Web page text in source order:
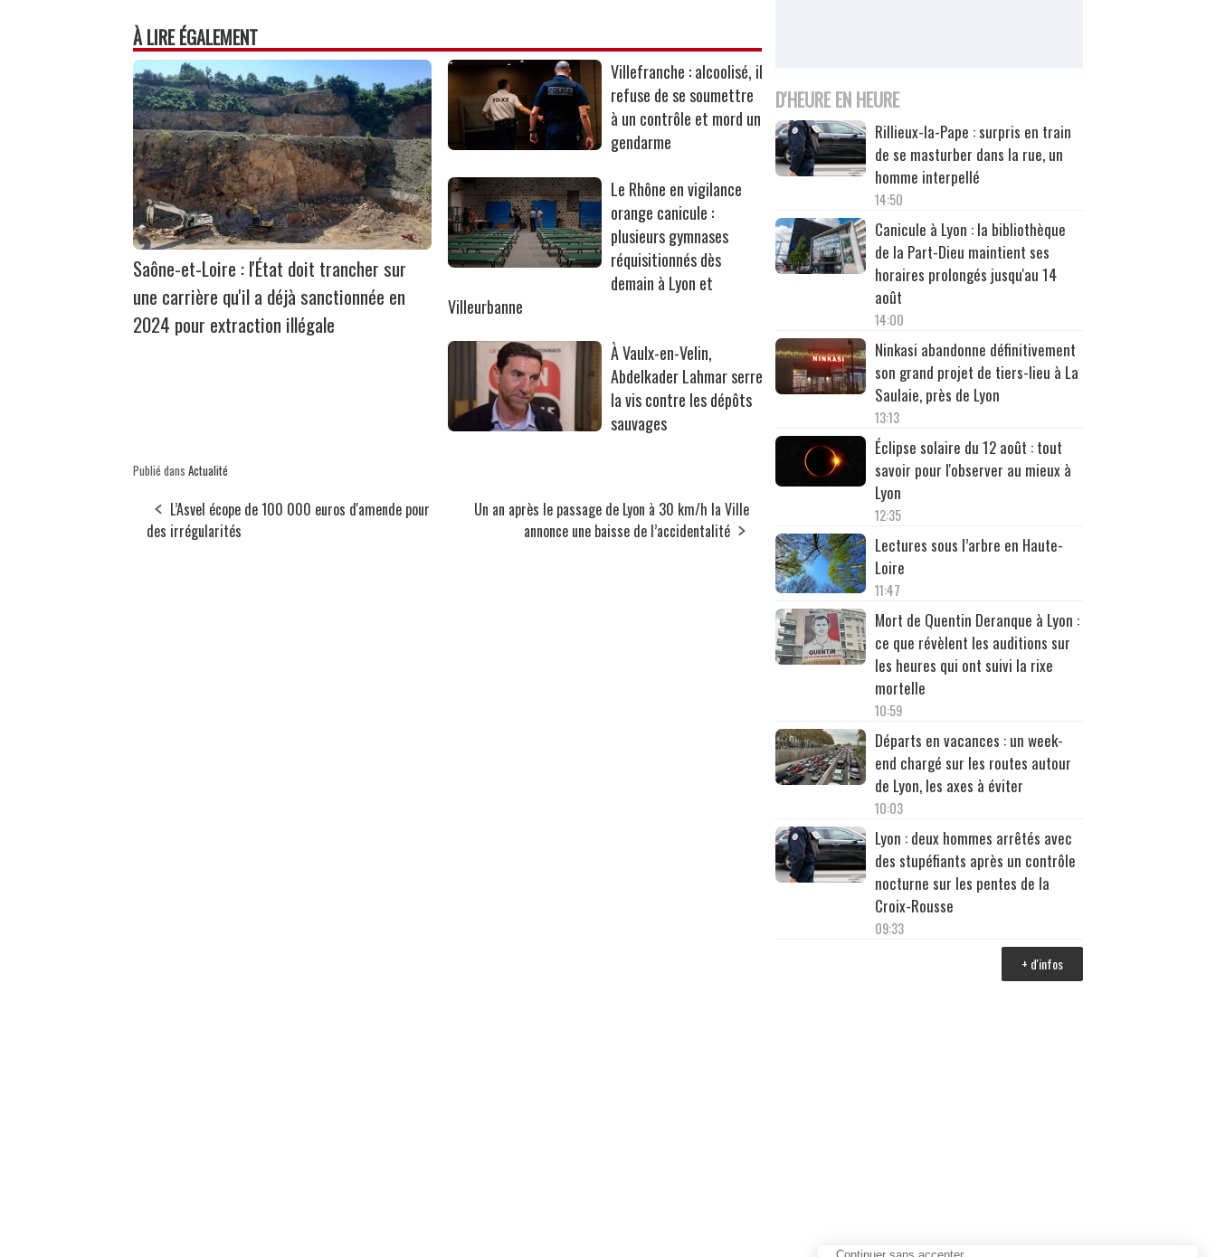
À LIRE ÉGALEMENT
Saône-et-Loire : l'État doit trancher sur
une carrière qu'il a déjà sanctionnée en
2024 pour extraction illégale
Villefranche : alcoolisé, il
refuse de se soumettre
à un contrôle et mord un
gendarme
Le Rhône en vigilance
orange canicule :
plusieurs gymnases
réquisitionnés dès
demain à Lyon et
Villeurbanne
À Vaulx-en-Velin,
Abdelkader Lahmar serre
la vis contre les dépôts
sauvages
Publié dans Actualité
L’Asvel écope de 100 000 euros d'amende pour
des irrégularités
Un an après le passage de Lyon à 30 km/h la Ville
annonce une baisse de l’accidentalité
D'HEURE EN HEURE
Rillieux-la-Pape : surpris en train
de se masturber dans la rue, un
homme interpellé
14:50
Canicule à Lyon : la bibliothèque
de la Part-Dieu maintient ses
horaires prolongés jusqu'au 14
août
14:00
Ninkasi abandonne définitivement
son grand projet de tiers-lieu à La
Saulaie, près de Lyon
13:13
Éclipse solaire du 12 août : tout
savoir pour l'observer au mieux à
Lyon
12:35
Lectures sous l’arbre en Haute-
Loire
11:47
Mort de Quentin Deranque à Lyon :
ce que révèlent les auditions sur
les heures qui ont suivi la rixe
mortelle
10:59
Départs en vacances : un week-
end chargé sur les routes autour
de Lyon, les axes à éviter
10:03
Lyon : deux hommes arrêtés avec
des stupéfiants après un contrôle
nocturne sur les pentes de la
Croix-Rousse
09:33
+ d'infos